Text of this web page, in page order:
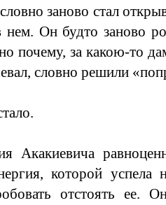
заново стал
Он будто заново
почему, за какою-то
словно решили
Акакиевича
которой успела
отстоять ее.